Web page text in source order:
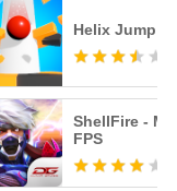
Helix Jump
ShellFire -
FPS